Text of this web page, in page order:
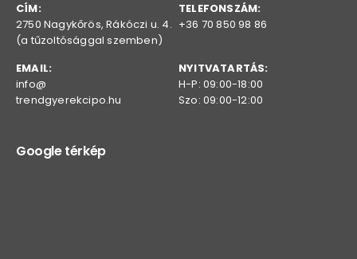
CÍM:
2750 Nagykőrös, Rákóczi u. 4.
(a tűzoltósággal szemben)
TELEFONSZÁM:
+36 70 850 98 86
EMAIL:
info@
trendgyerekcipo.hu
NYITVATARTÁS:
H-P: 09:00-18:00
Szo: 09:00-12:00
Google térkép